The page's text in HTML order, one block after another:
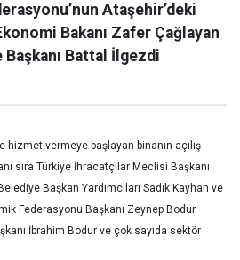
Ataşehir’deki
Bakanı Zafer Çağlayan
Battal İlgezdi
hizmet vermeye başlayan binanın açılış
sıra Türkiye İhracatçılar Meclisi Başkanı
Başkan Yardımcıları Sadık Kayhan ve
Federasyonu Başkanı Zeynep Bodur
İbrahim Bodur ve çok sayıda sektör